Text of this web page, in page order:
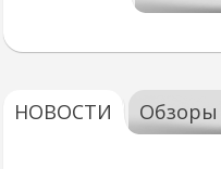
НОВОСТИ Обзоры